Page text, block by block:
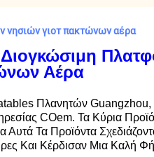
νησιών γιοτ πακτώνων αέρα
Διογκώσιμη
Αέρα
Πλανητών
COem. Τα Κύρια
Τα Προϊόντα
Και Κέρδισαν Μια Καλή